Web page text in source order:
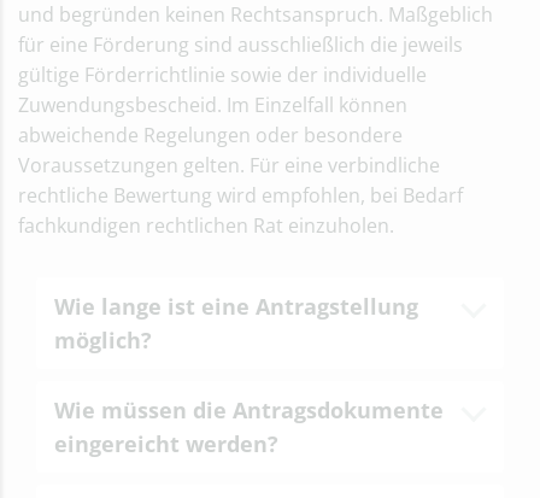
und begründen keinen Rechtsanspruch. Maßgeblich
für eine Förderung sind ausschließlich die jeweils
gültige Förderrichtlinie sowie der individuelle
Zuwendungsbescheid. Im Einzelfall können
abweichende Regelungen oder besondere
Voraussetzungen gelten. Für eine verbindliche
rechtliche Bewertung wird empfohlen, bei Bedarf
fachkundigen rechtlichen Rat einzuholen.
Wie lange ist eine Antragstellung
möglich?
Wie müssen die Antragsdokumente
eingereicht werden?